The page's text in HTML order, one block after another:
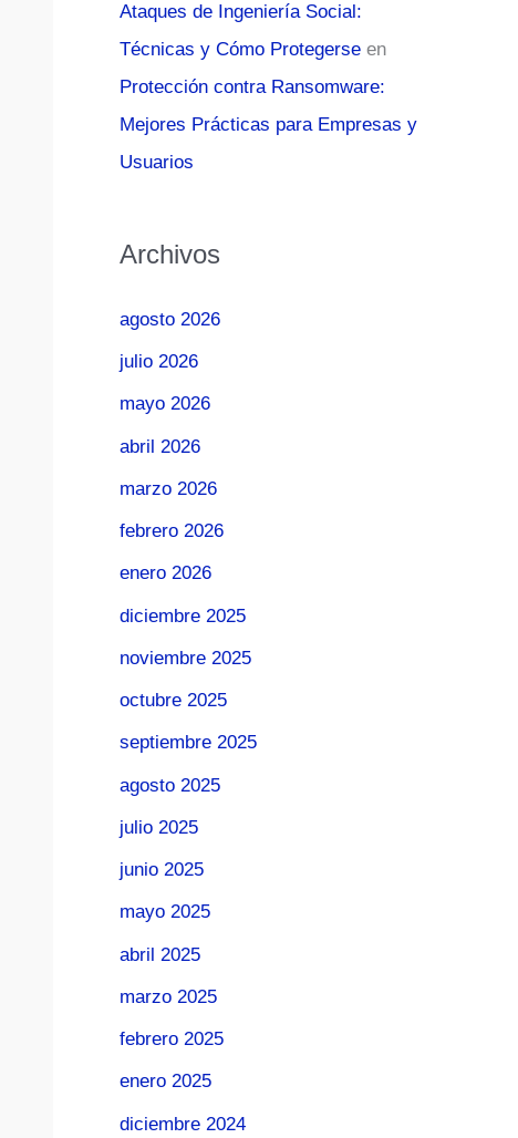
Ataques de Ingeniería Social:
Técnicas y Cómo Protegerse en
Protección contra Ransomware:
Mejores Prácticas para Empresas y
Usuarios
Archivos
agosto 2026
julio 2026
mayo 2026
abril 2026
marzo 2026
febrero 2026
enero 2026
diciembre 2025
noviembre 2025
octubre 2025
septiembre 2025
agosto 2025
julio 2025
junio 2025
mayo 2025
abril 2025
marzo 2025
febrero 2025
enero 2025
diciembre 2024